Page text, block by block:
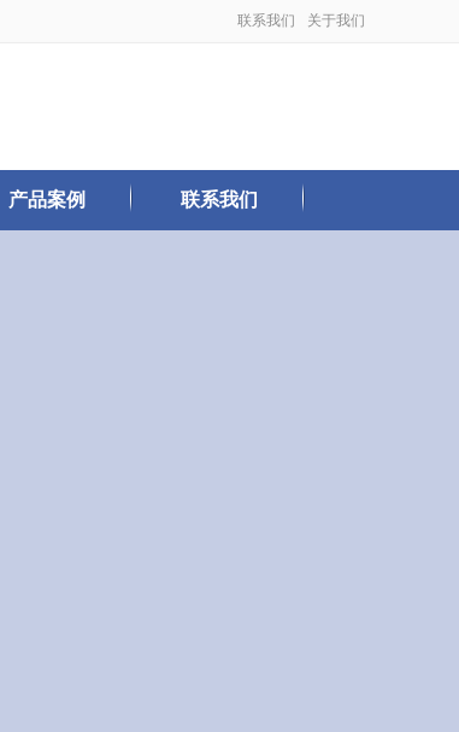
联系我们 关于我们
产品案例 联系我们